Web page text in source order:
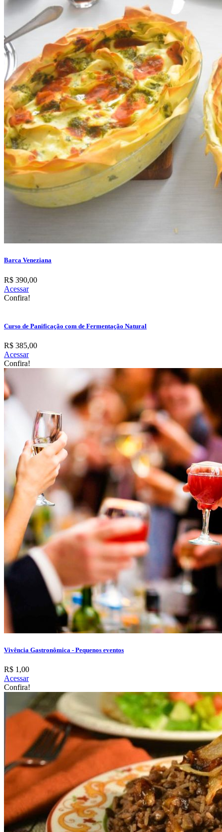
Barca Veneziana
R$ 390,00
Acessar
Confira!
Curso de Panificação com de Fermentação Natural
R$ 385,00
Acessar
Confira!
Vivência Gastronômica - Pequenos eventos
R$ 1,00
Acessar
Confira!